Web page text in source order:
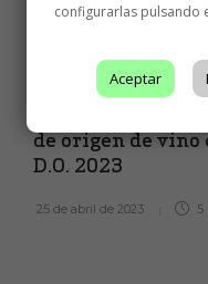
INICIATIVAS,
de origen de
D.O. 2023
25 de abril de 2023 5
configurarlas pulsando
Aceptar